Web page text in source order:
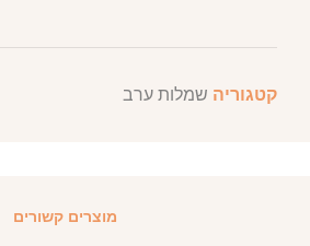
קטגוריה שמלות ערב
מוצרים קשורים